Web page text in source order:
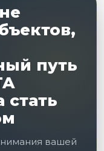
путь
стать
вашей